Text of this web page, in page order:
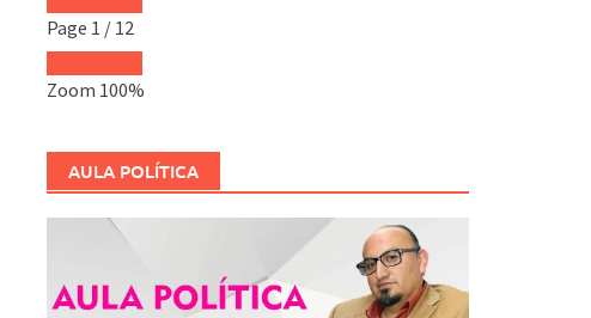
Page 1 / 12
Zoom 100%
AULA POLÍTICA